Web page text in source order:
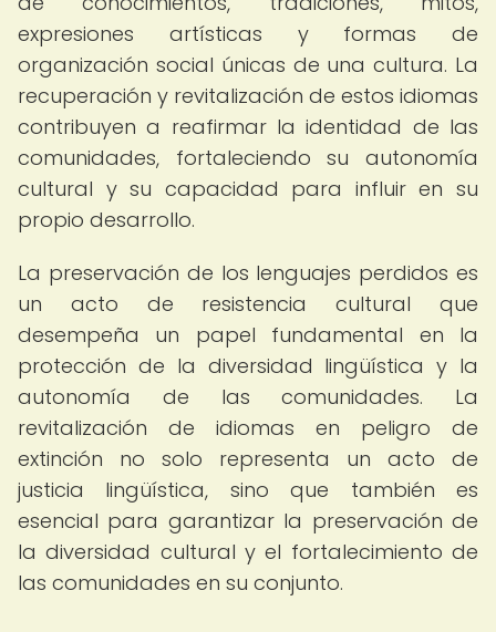
expresiones artísticas y formas de
organización social únicas de una cultura. La
recuperación y revitalización de estos idiomas
contribuyen a reafirmar la identidad de las
comunidades, fortaleciendo su autonomía
cultural y su capacidad para influir en su
propio desarrollo.
La preservación de los lenguajes perdidos es
un acto de resistencia cultural que
desempeña un papel fundamental en la
protección de la diversidad lingüística y la
autonomía de las comunidades. La
revitalización de idiomas en peligro de
extinción no solo representa un acto de
justicia lingüística, sino que también es
esencial para garantizar la preservación de
la diversidad cultural y el fortalecimiento de
las comunidades en su conjunto.